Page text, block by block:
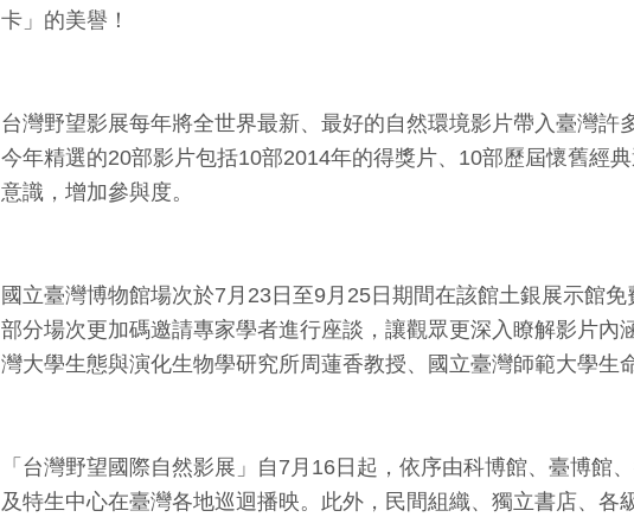
卡」的美譽！
台灣野望影展每年將全世界最新、最好的自然環境影片帶入臺灣許
今年精選的20部影片包括10部2014年的得獎片、10部歷屆懷舊經
意識，增加參與度。
國立臺灣博物館場次於7月23日至9月25日期間在該館土銀展示館
部分場次更加碼邀請專家學者進行座談，讓觀眾更深入瞭解影片
灣大學生態與演化生物學研究所周蓮香教授、國立臺灣師範大學生
「台灣野望國際自然影展」自7月16日起，依序由科博館、臺博
及特生中心在臺灣各地巡迴播映。此外，民間組織、獨立書店、